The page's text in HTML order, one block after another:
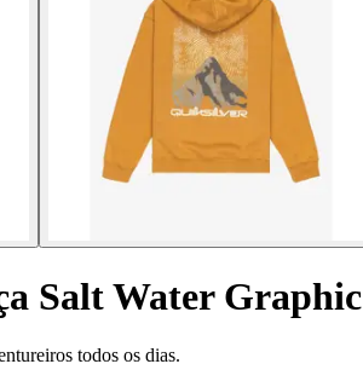
Salt Water Graphic
todos os dias.